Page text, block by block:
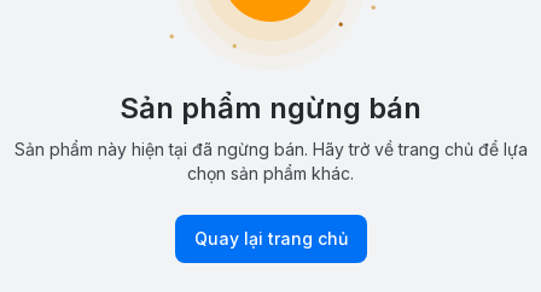
Sản phẩm ngừng bán
Sản phẩm này hiện tại đã ngừng bán. Hãy trở về trang chủ để lựa
chọn sản phẩm khác.
Quay lại trang chủ